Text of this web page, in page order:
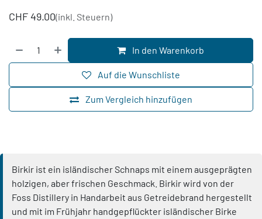
CHF 49.00(inkl. Steuern)
In den Warenkorb
Zum Vergleich hinzufügen
Auf die Wunschliste
Birkir ist ein isländischer Schnaps mit einem ausgeprägten
holzigen, aber frischen Geschmack. Birkir wird von der
Foss Distillery in Handarbeit aus Getreidebrand hergestellt
und mit im Frühjahr handgepflückter isländischer Birke